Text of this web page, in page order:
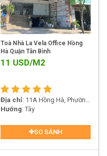
Toà Nhà La Vela Office Hồng
Hà Quận Tân Bình
11 USD/M2
Địa chỉ: 11A Hồng Hà, Phường
2, Quận Tân Bình, TP.HCM
Hướng : Tây
SO SÁNH